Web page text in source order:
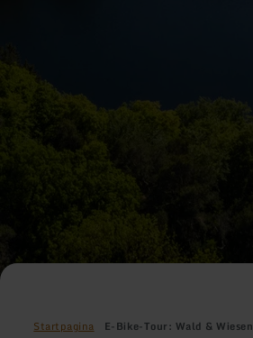
Startpagina E-Bike-Tour: Wald & Wiesen